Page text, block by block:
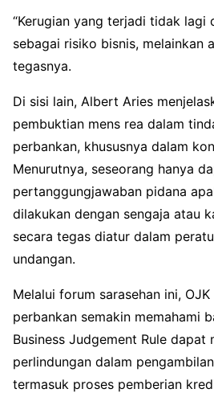
“Kerugian yang terjadi tidak lagi
sebagai risiko bisnis, melainkan
tegasnya.
Di sisi lain, Albert Aries
pembuktian mens rea dalam
perbankan, khususnya dalam
Menurutnya, seseorang hanya
pertanggungjawaban pidana
dilakukan dengan sengaja atau
secara tegas diatur dalam
undangan.
Melalui forum sarasehan ini,
perbankan semakin memahami
Business Judgement Rule dapat
perlindungan dalam
termasuk proses pemberian